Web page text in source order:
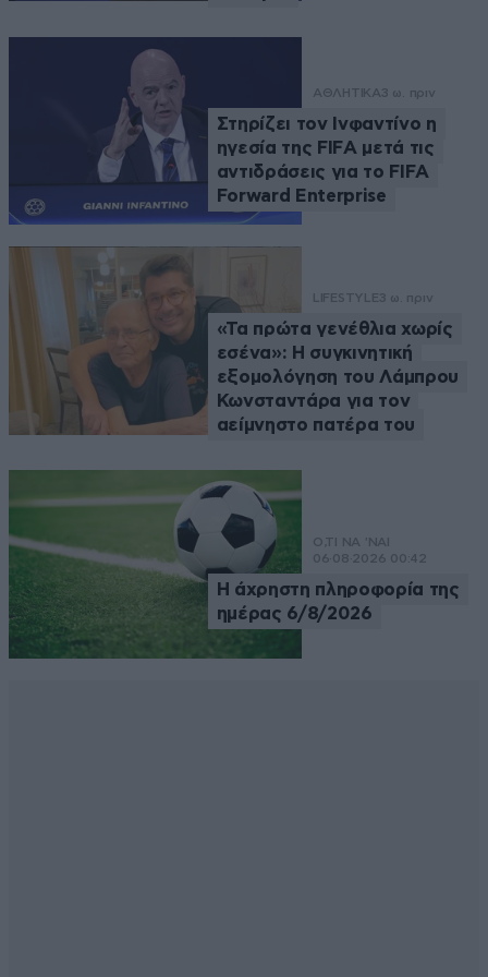
ΑΘΛΗΤΙΚΑ3 ω. πριν
Στηρίζει τον Ινφαντίνο η
ηγεσία της FIFA μετά τις
αντιδράσεις για το FIFA
Forward Enterprise
LIFESTYLE3 ω. πριν
«Τα πρώτα γενέθλια χωρίς
εσένα»: Η συγκινητική
εξομολόγηση του Λάμπρου
Κωνσταντάρα για τον
αείμνηστο πατέρα του
Ο,ΤΙ ΝΑ 'ΝΑΙ
06·08·2026 00:42
Η άχρηστη πληροφορία της
ημέρας 6/8/2026